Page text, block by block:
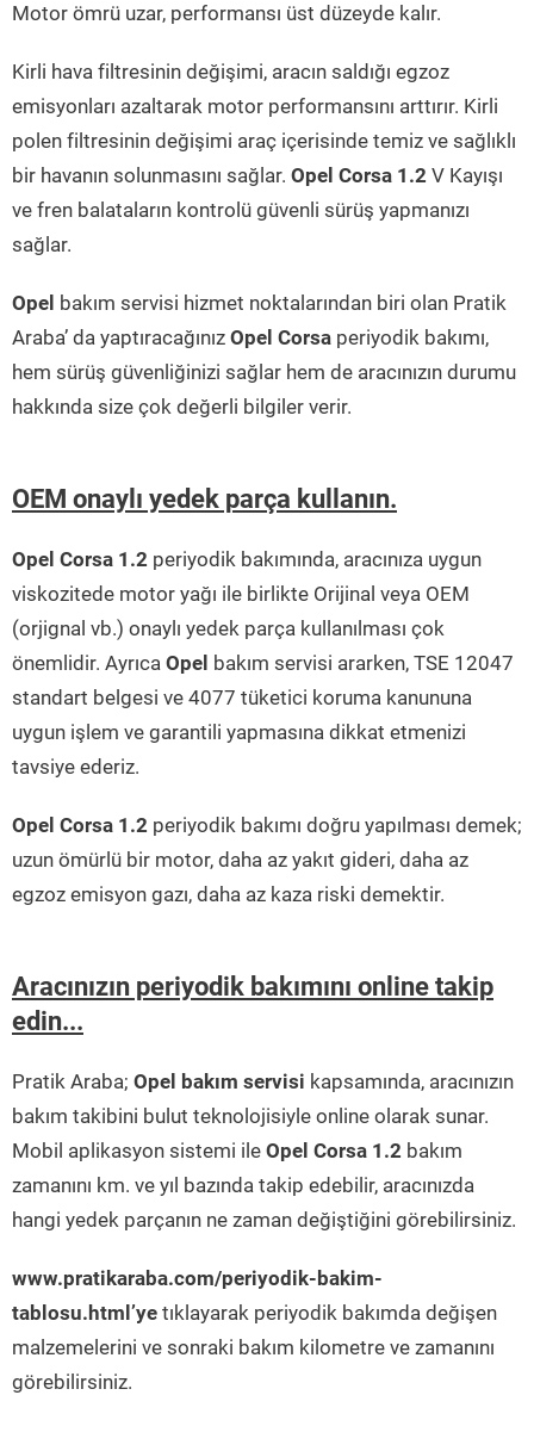
Motor ömrü uzar, performansı üst düzeyde kalır.
Kirli hava filtresinin değişimi, aracın saldığı egzoz
emisyonları azaltarak motor performansını arttırır. Kirli
polen filtresinin değişimi araç içerisinde temiz ve sağlıklı
bir havanın solunmasını sağlar. Opel Corsa 1.2 V Kayışı
ve fren balataların kontrolü güvenli sürüş yapmanızı
sağlar.
Opel bakım servisi hizmet noktalarından biri olan Pratik
Araba’ da yaptıracağınız Opel Corsa periyodik bakımı,
hem sürüş güvenliğinizi sağlar hem de aracınızın durumu
hakkında size çok değerli bilgiler verir.
OEM onaylı yedek parça kullanın.
Opel Corsa 1.2 periyodik bakımında, aracınıza uygun
viskozitede motor yağı ile birlikte Orijinal veya OEM
(orjignal vb.) onaylı yedek parça kullanılması çok
önemlidir. Ayrıca Opel bakım servisi ararken, TSE 12047
standart belgesi ve 4077 tüketici koruma kanununa
uygun işlem ve garantili yapmasına dikkat etmenizi
tavsiye ederiz.
Opel Corsa 1.2 periyodik bakımı doğru yapılması demek;
uzun ömürlü bir motor, daha az yakıt gideri, daha az
egzoz emisyon gazı, daha az kaza riski demektir.
Aracınızın periyodik bakımını online takip
edin...
Pratik Araba; Opel bakım servisi kapsamında, aracınızın
bakım takibini bulut teknolojisiyle online olarak sunar.
Mobil aplikasyon sistemi ile Opel Corsa 1.2 bakım
zamanını km. ve yıl bazında takip edebilir, aracınızda
hangi yedek parçanın ne zaman değiştiğini görebilirsiniz.
www.pratikaraba.com/periyodik-bakim-
tablosu.html’ye tıklayarak periyodik bakımda değişen
malzemelerini ve sonraki bakım kilometre ve zamanını
görebilirsiniz.